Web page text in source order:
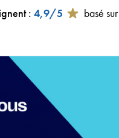
: 4,9/5 basé sur